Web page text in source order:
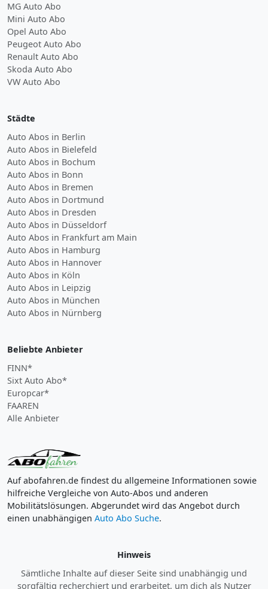
MG Auto Abo
Mini Auto Abo
Opel Auto Abo
Peugeot Auto Abo
Renault Auto Abo
Skoda Auto Abo
VW Auto Abo
Städte
Auto Abos in Berlin
Auto Abos in Bielefeld
Auto Abos in Bochum
Auto Abos in Bonn
Auto Abos in Bremen
Auto Abos in Dortmund
Auto Abos in Dresden
Auto Abos in Düsseldorf
Auto Abos in Frankfurt am Main
Auto Abos in Hamburg
Auto Abos in Hannover
Auto Abos in Köln
Auto Abos in Leipzig
Auto Abos in München
Auto Abos in Nürnberg
Beliebte Anbieter
FINN*
Sixt Auto Abo*
Europcar*
FAAREN
Alle Anbieter
Auf abofahren.de findest du allgemeine Informationen sowie
hilfreiche Vergleiche von Auto-Abos und anderen
Mobilitätslösungen. Abgerundet wird das Angebot durch
einen unabhängigen Auto Abo Suche.
Hinweis
Sämtliche Inhalte auf dieser Seite sind unabhängig und
sorgfältig recherchiert und erarbeitet, um dich als Nutzer